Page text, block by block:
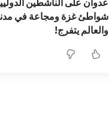
شواطئ غزة ومجاعة في
والعالم يتفرج!